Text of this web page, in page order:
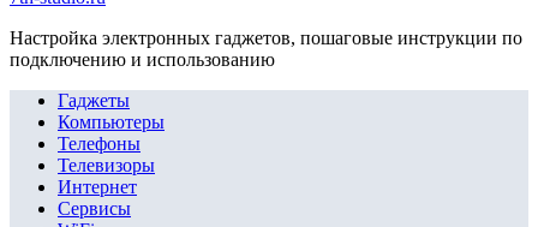
Настройка электронных гаджетов, пошаговые инструкции по
подключению и использованию
Гаджеты
Компьютеры
Телефоны
Телевизоры
Интернет
Сервисы